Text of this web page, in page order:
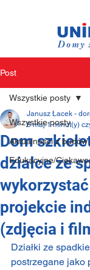
Post
Wszystkie posty
Aktualności z budów
Edukacyjne/
Wszystkie posty
Dom
działce ze
projekcie
(zdjęcia i
Janusz Łacek -
8 maj 1 minut(y)
Działki ze
postrzegane jako